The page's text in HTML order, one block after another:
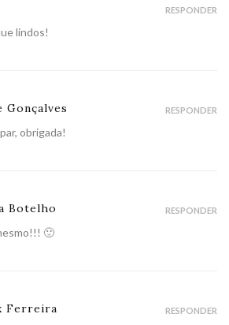
lindos!
RESPONDER
Gonçalves
obrigada!
RESPONDER
Botelho
🙂
RESPONDER
Ferreira RESPONDER